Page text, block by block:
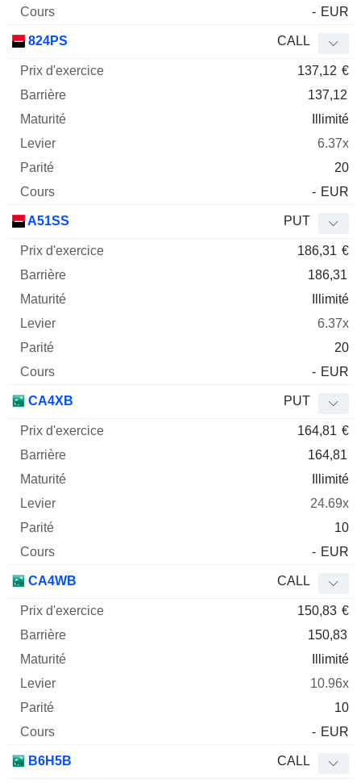
- EUR
824PS CALL
137,12 €
137,12
Illimité
6.37x
20
- EUR
A51SS PUT
186,31 €
186,31
Illimité
6.37x
20
- EUR
CA4XB PUT
164,81 €
164,81
Illimité
24.69x
10
- EUR
CA4WB CALL
150,83 €
150,83
Illimité
10.96x
10
- EUR
B6H5B CALL